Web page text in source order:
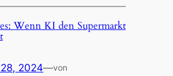
Wenn KI den Supermarkt
2024—von